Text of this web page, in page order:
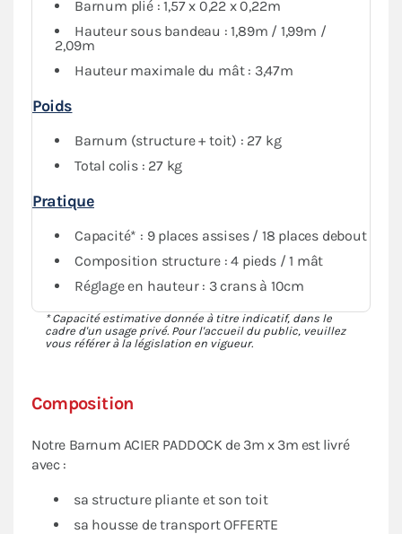
Composition
Notre Barnum ACIER PADDOCK de 3m x 3m est livré
avec :
sa structure pliante et son toit
sa housse de transport OFFERTE
Barnum plié : 1,57 x 0,22 x 0,22m
Hauteur sous bandeau : 1,89m / 1,99m /
2,09m
Hauteur maximale du mât : 3,47m
Poids
Barnum (structure + toit) : 27 kg
Total colis : 27 kg
Pratique
Capacité* : 9 places assises / 18 places debout
Composition structure : 4 pieds / 1 mât
Réglage en hauteur : 3 crans à 10cm
* Capacité estimative donnée à titre indicatif, dans le
cadre d'un usage privé. Pour l'accueil du public, veuillez
vous référer à la législation en vigueur.